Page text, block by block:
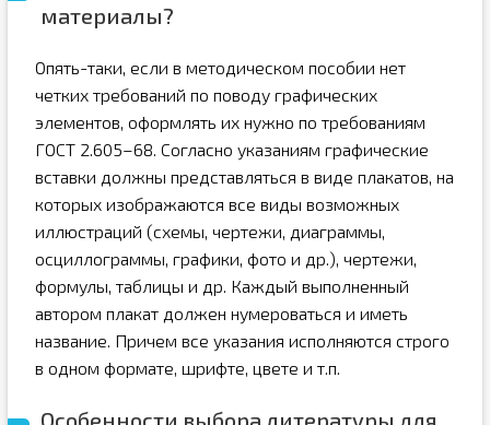
материалы?
Опять-таки, если в методическом пособии нет
четких требований по поводу графических
элементов, оформлять их нужно по требованиям
ГОСТ 2.605–68. Согласно указаниям графические
вставки должны представляться в виде плакатов, на
которых изображаются все виды возможных
иллюстраций (схемы, чертежи, диаграммы,
осциллограммы, графики, фото и др.), чертежи,
формулы, таблицы и др. Каждый выполненный
автором плакат должен нумероваться и иметь
название. Причем все указания исполняются строго
в одном формате, шрифте, цвете и т.п.
Особенности выбора литературы для